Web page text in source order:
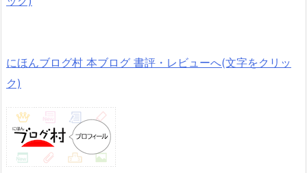
にほんブログ村 本ブログ 書評・レビューへ(文字をクリッ
ク)